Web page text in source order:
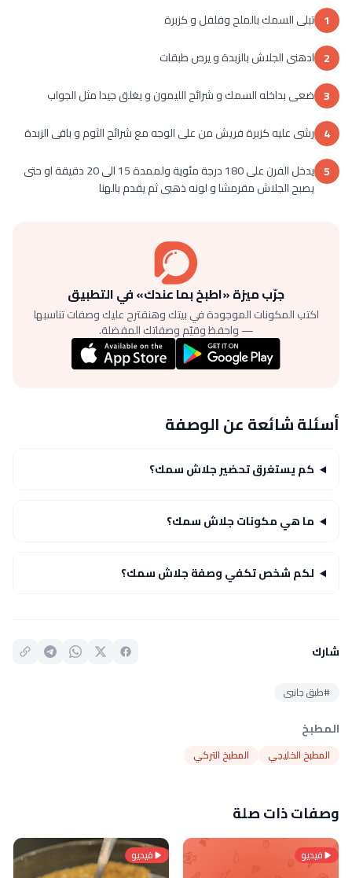
1 تبلى السمك بالملح وفلفل و كزبرة
2 ادهنى الجلاش بالزبدة و يرص طبقات
3 ضعى بداخله السمك و شرائح الليمون و يغلق جيدا مثل الجواب
4 رشى عليه كزبرة فريش من على الوجه مع شرائح الثوم و باقى الزبدة
5
يدخل الفرن على 180 درجة مئوية ولممدة 15 الى 20 دقيقة او حتى
يصبح الجلاش مقرمشا و لونه ذهبى ثم يقدم بالهنا
جرّب ميزة «اطبخ بما عندك» في التطبيق
اكتب المكونات الموجودة في بيتك وهنقترح عليك وصفات تناسبها
— واحفظ وقيّم وصفاتك المفضلة.
أسئلة شائعة عن الوصفة
كم يستغرق تحضير جلاش سمك؟
ما هي مكونات جلاش سمك؟
لكم شخص تكفي وصفة جلاش سمك؟
شارك
#طبق جانبى
المطبخ
المطبخ الخليجي المطبخ التركي
وصفات ذات صلة
فيديو فيديو